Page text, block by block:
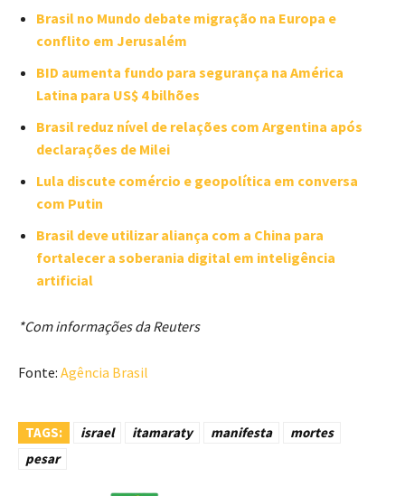
Brasil no Mundo debate migração na Europa e
conflito em Jerusalém
BID aumenta fundo para segurança na América
Latina para US$ 4 bilhões
Brasil reduz nível de relações com Argentina após
declarações de Milei
Lula discute comércio e geopolítica em conversa
com Putin
Brasil deve utilizar aliança com a China para
fortalecer a soberania digital em inteligência
artificial
*Com informações da Reuters
Fonte: Agência Brasil
TAGS: israel itamaraty manifesta
mortes
pesar